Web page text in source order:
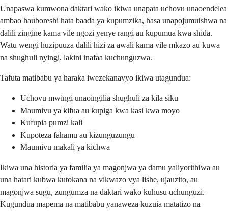
Unapaswa kumwona daktari wako ikiwa unapata uchovu unaoendelea
ambao hauboreshi hata baada ya kupumzika, hasa unapojumuishwa na
dalili zingine kama vile ngozi yenye rangi au kupumua kwa shida.
Watu wengi huzipuuza dalili hizi za awali kama vile mkazo au kuwa
na shughuli nyingi, lakini inafaa kuchunguzwa.
Tafuta matibabu ya haraka iwezekanavyo ikiwa utagundua:
Uchovu mwingi unaoingilia shughuli za kila siku
Maumivu ya kifua au kupiga kwa kasi kwa moyo
Kufupia pumzi kali
Kupoteza fahamu au kizunguzungu
Maumivu makali ya kichwa
Ikiwa una historia ya familia ya magonjwa ya damu yaliyorithiwa au
una hatari kubwa kutokana na vikwazo vya lishe, ujauzito, au
magonjwa sugu, zungumza na daktari wako kuhusu uchunguzi.
Kugundua mapema na matibabu yanaweza kuzuia matatizo na